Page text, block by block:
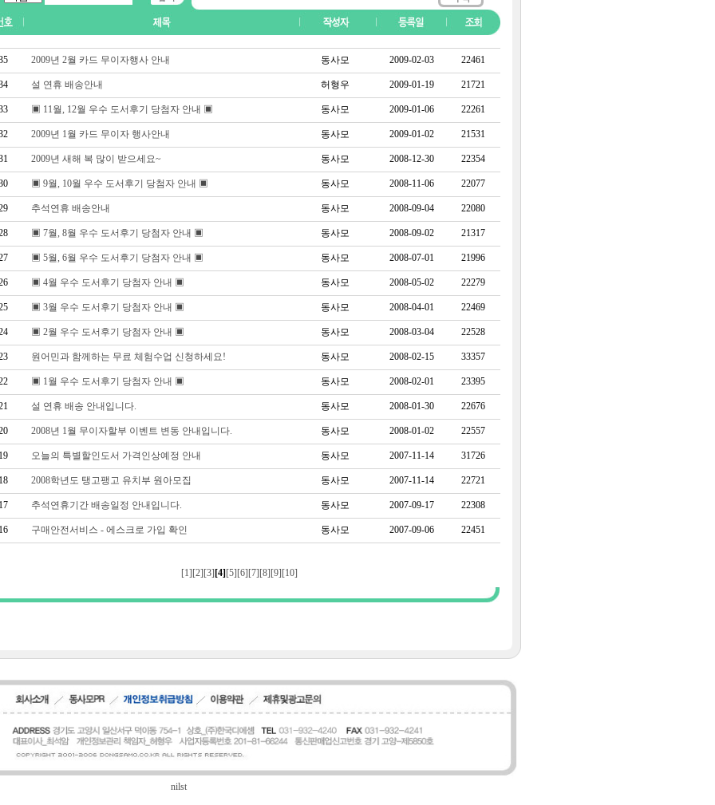
2009년 2월 카드 무이자행사 안내 동사모 2009-02-03 22461
설 연휴 배송안내 허형우 2009-01-19 21721
▣ 11월, 12월 우수 도서후기 당첨자 안내 ▣ 동사모 2009-01-06 22261
2009년 1월 카드 무이자 행사안내 동사모 2009-01-02 21531
2009년 새해 복 많이 받으세요~ 동사모 2008-12-30 22354
▣ 9월, 10월 우수 도서후기 당첨자 안내 ▣ 동사모 2008-11-06 22077
추석연휴 배송안내 동사모 2008-09-04 22080
▣ 7월, 8월 우수 도서후기 당첨자 안내 ▣ 동사모 2008-09-02 21317
▣ 5월, 6월 우수 도서후기 당첨자 안내 ▣ 동사모 2008-07-01 21996
▣ 4월 우수 도서후기 당첨자 안내 ▣ 동사모 2008-05-02 22279
▣ 3월 우수 도서후기 당첨자 안내 ▣ 동사모 2008-04-01 22469
▣ 2월 우수 도서후기 당첨자 안내 ▣ 동사모 2008-03-04 22528
원어민과 함께하는 무료 체험수업 신청하세요! 동사모 2008-02-15 33357
▣ 1월 우수 도서후기 당첨자 안내 ▣ 동사모 2008-02-01 23395
설 연휴 배송 안내입니다. 동사모 2008-01-30 22676
2008년 1월 무이자할부 이벤트 변동 안내입니다. 동사모 2008-01-02 22557
오늘의 특별할인도서 가격인상예정 안내 동사모 2007-11-14 31726
2008학년도 탱고팽고 유치부 원아모집 동사모 2007-11-14 22721
추석연휴기간 배송일정 안내입니다. 동사모 2007-09-17 22308
구매안전서비스 - 에스크로 가입 확인 동사모 2007-09-06 22451
[1] [2] [3] [4] [5] [6] [7] [8] [9] [10]
nilst